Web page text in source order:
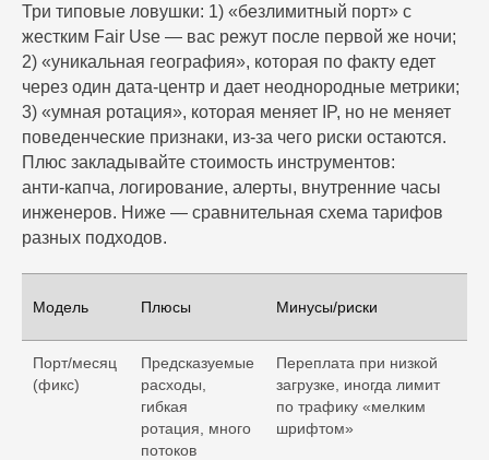
Три типовые ловушки: 1) «безлимитный порт» с
жестким Fair Use — вас режут после первой же ночи;
2) «уникальная география», которая по факту едет
через один дата‑центр и дает неоднородные метрики;
3) «умная ротация», которая меняет IP, но не меняет
поведенческие признаки, из‑за чего риски остаются.
Плюс закладывайте стоимость инструментов:
анти‑капча, логирование, алерты, внутренние часы
инженеров. Ниже — сравнительная схема тарифов
разных подходов.
Модель Плюсы Минусы/риски
Порт/месяц
(фикс)
Предсказуемые
расходы,
гибкая
ротация, много
потоков
Переплата при низкой
загрузке, иногда лимит
по трафику «мелким
шрифтом»